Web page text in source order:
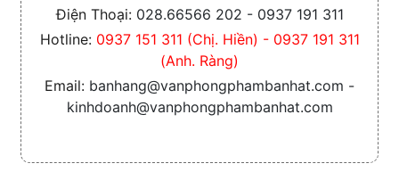
Điện Thoại: 028.66566 202 - 0937 191 311
Hotline: 0937 151 311 (Chị. Hiền) - 0937 191 311
(Anh. Ràng)
Email: banhang@vanphongphambanhat.com -
kinhdoanh@vanphongphambanhat.com